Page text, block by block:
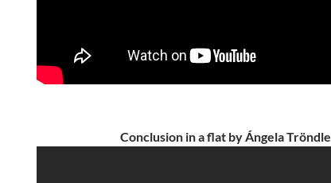
Conclusion in a flat by Ángela Tröndle